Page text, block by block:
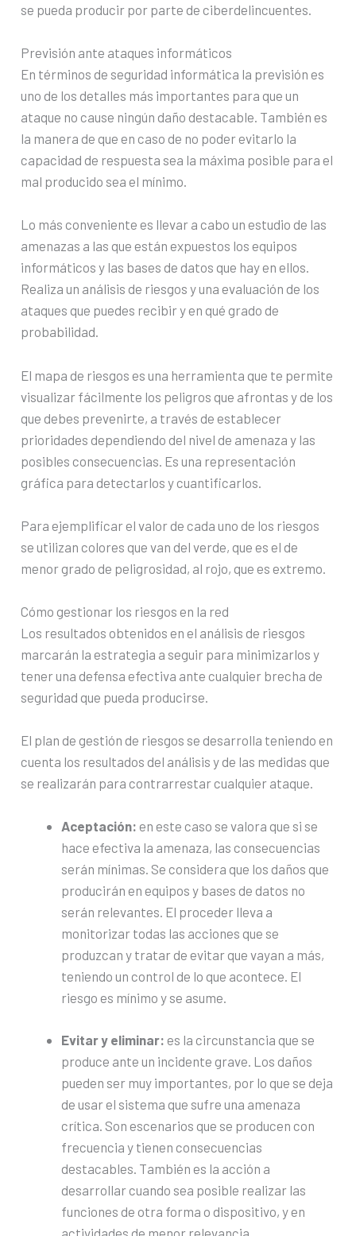
se pueda producir por parte de ciberdelincuentes.
Previsión ante ataques informáticos
En términos de seguridad informática la previsión es
uno de los detalles más importantes para que un
ataque no cause ningún daño destacable. También es
la manera de que en caso de no poder evitarlo la
capacidad de respuesta sea la máxima posible para el
mal producido sea el mínimo.
Lo más conveniente es llevar a cabo un estudio de las
amenazas a las que están expuestos los equipos
informáticos y las bases de datos que hay en ellos.
Realiza un análisis de riesgos y una evaluación de los
ataques que puedes recibir y en qué grado de
probabilidad.
El mapa de riesgos es una herramienta que te permite
visualizar fácilmente los peligros que afrontas y de los
que debes prevenirte, a través de establecer
prioridades dependiendo del nivel de amenaza y las
posibles consecuencias. Es una representación
gráfica para detectarlos y cuantificarlos.
Para ejemplificar el valor de cada uno de los riesgos
se utilizan colores que van del verde, que es el de
menor grado de peligrosidad, al rojo, que es extremo.
Cómo gestionar los riesgos en la red
Los resultados obtenidos en el análisis de riesgos
marcarán la estrategia a seguir para minimizarlos y
tener una defensa efectiva ante cualquier brecha de
seguridad que pueda producirse.
El plan de gestión de riesgos se desarrolla teniendo en
cuenta los resultados del análisis y de las medidas que
se realizarán para contrarrestar cualquier ataque.
Aceptación: en este caso se valora que si se
hace efectiva la amenaza, las consecuencias
serán mínimas. Se considera que los daños que
producirán en equipos y bases de datos no
serán relevantes. El proceder lleva a
monitorizar todas las acciones que se
produzcan y tratar de evitar que vayan a más,
teniendo un control de lo que acontece. El
riesgo es mínimo y se asume.
Evitar y eliminar: es la circunstancia que se
produce ante un incidente grave. Los daños
pueden ser muy importantes, por lo que se deja
de usar el sistema que sufre una amenaza
crítica. Son escenarios que se producen con
frecuencia y tienen consecuencias
destacables. También es la acción a
desarrollar cuando sea posible realizar las
funciones de otra forma o dispositivo, y en
actividades de menor relevancia.